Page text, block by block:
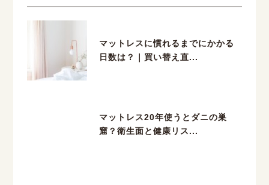
マットレスに慣れるまでにかかる
日数は？｜買い替え直...
マットレス20年使うとダニの巣
窟？衛生面と健康リス...